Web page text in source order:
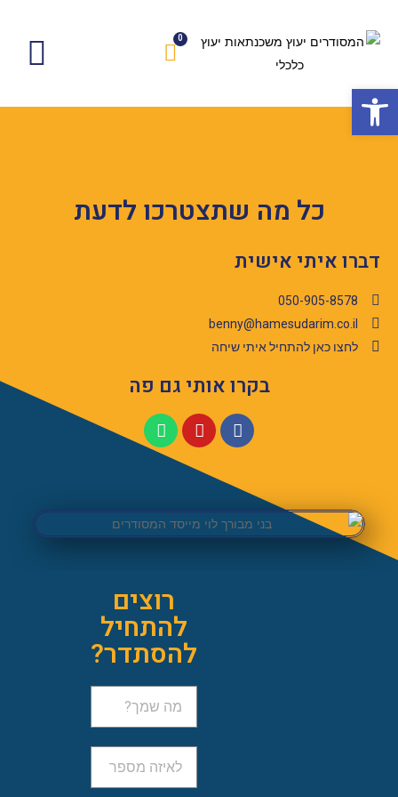
כל מה שתצטרכו לדעת
דברו איתי אישית
050-905-8578
benny@hamesudarim.co.il
לחצו כאן להתחיל איתי שיחה
בקרו אותי גם פה
רוצים
להתחיל
להסתדר?
פתח סרגל נגישות